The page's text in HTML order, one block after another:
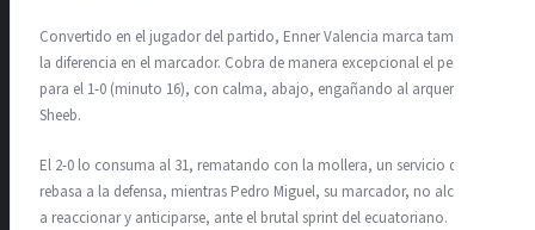
Convertido en el jugador del partido, Enner Valencia marca también
la diferencia en el marcador. Cobra de manera excepcional el penalti
para el 1-0 (minuto 16), con calma, abajo, engañando al arquero Al
Sheeb.
El 2-0 lo consuma al 31, rematando con la mollera, un servicio que
rebasa a la defensa, mientras Pedro Miguel, su marcador, no alcanza
a reaccionar y anticiparse, ante el brutal sprint del ecuatoriano.